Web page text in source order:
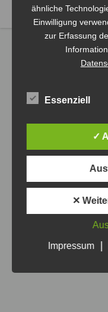
ähnliche
Einwilligung
zur Erfassung
Essenziell
✓
✕
Impressum